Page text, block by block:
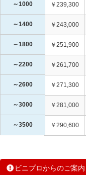
～1000 ￥239,300
～1400 ￥243,000
～1800 ￥251,900
～2200 ￥261,700
～2600 ￥271,300
～3000 ￥281,000
～3500 ￥290,600
ビニプロからのご案内